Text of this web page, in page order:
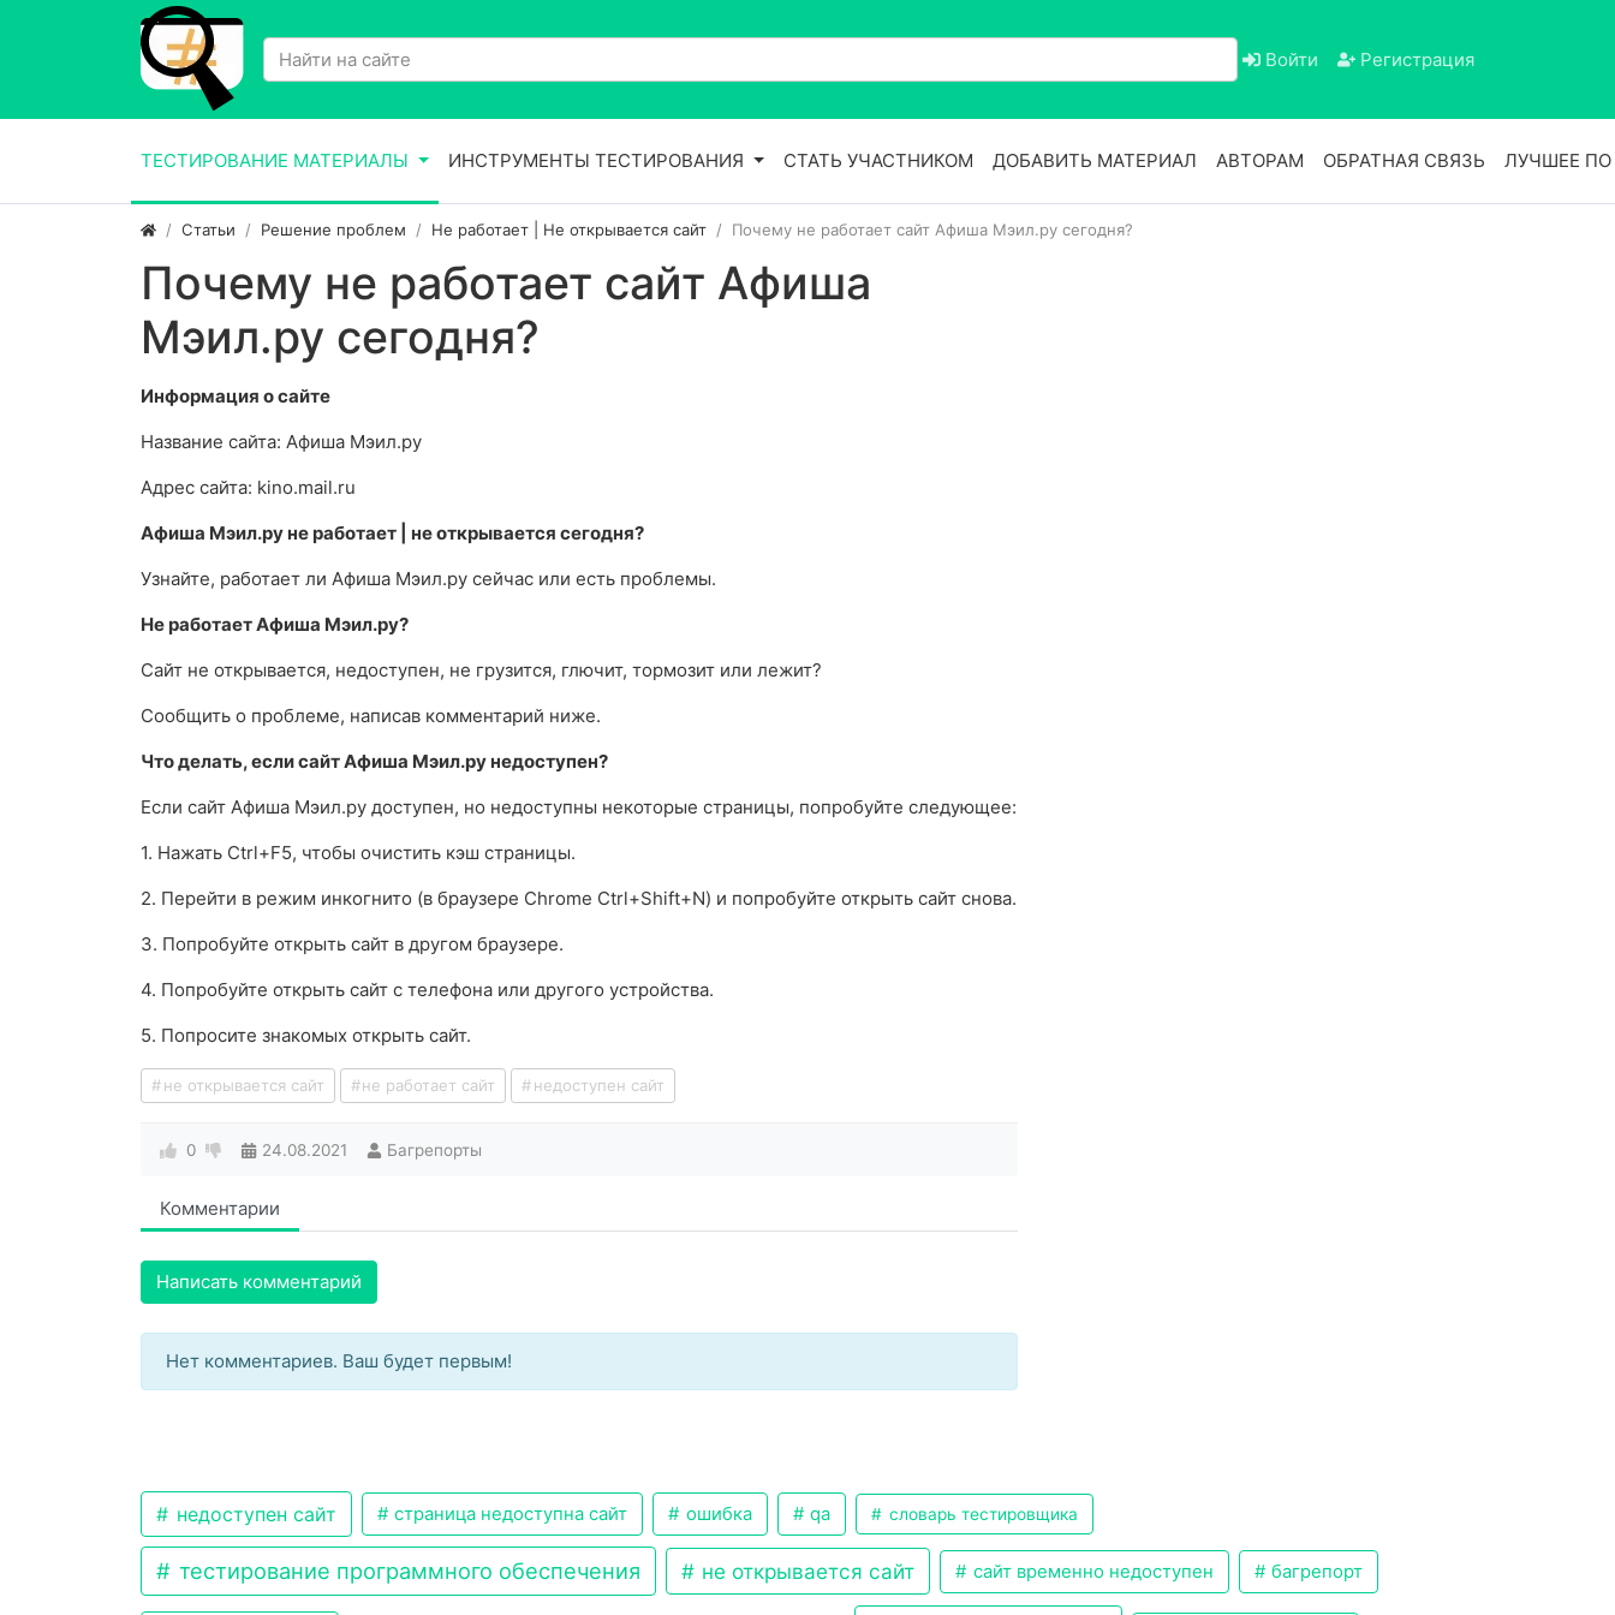
Войти Регистрация
ТЕСТИРОВАНИЕ МАТЕРИАЛЫ ИНСТРУМЕНТЫ ТЕСТИРОВАНИЯ СТАТЬ УЧАСТНИКОМ ДОБАВИТЬ МАТЕРИАЛ АВТОРАМ ОБРАТНАЯ СВЯЗЬ ЛУЧШЕЕ
Статьи Решение проблем Не работает | Не открывается сайт Почему не работает сайт Афиша Мэил.ру сегодня?
Почему не работает сайт Афиша
Мэил.ру сегодня?
Информация о сайте
Название сайта: Афиша Мэил.ру
Адрес сайта: kino.mail.ru
Афиша Мэил.ру не работает | не открывается сегодня?
Узнайте, работает ли Афиша Мэил.ру сейчас или есть проблемы.
Не работает Афиша Мэил.ру?
Сайт не открывается, недоступен, не грузится, глючит, тормозит или лежит?
Сообщить о проблеме, написав комментарий ниже.
Что делать, если сайт Афиша Мэил.ру недоступен?
Если сайт Афиша Мэил.ру доступен, но недоступны некоторые страницы, попробуйте следующее:
1. Нажать Ctrl+F5, чтобы очистить кэш страницы.
2. Перейти в режим инкогнито (в браузере Chrome Ctrl+Shift+N) и попробуйте открыть сайт снова.
3. Попробуйте открыть сайт в другом браузере.
4. Попробуйте открыть сайт с телефона или другого устройства.
5. Попросите знакомых открыть сайт.
не открывается сайт не работает сайт недоступен сайт
0 24.08.2021 Багрепорты
Комментарии
Написать комментарий
Нет комментариев. Ваш будет первым!
недоступен сайт страница недоступна сайт ошибка qa словарь тестировщика
тестирование программного обеспечения не открывается сайт сайт временно недоступен багрепорт